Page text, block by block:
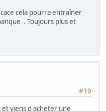
cela pourra entraîner
. Toujours plus et
#10
et viens d acheter une